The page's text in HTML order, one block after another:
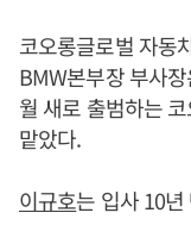
코오롱글로벌 자동
BMW본부장 부사
월 새로 출범하는
맡았다.
이규호는 입사 10